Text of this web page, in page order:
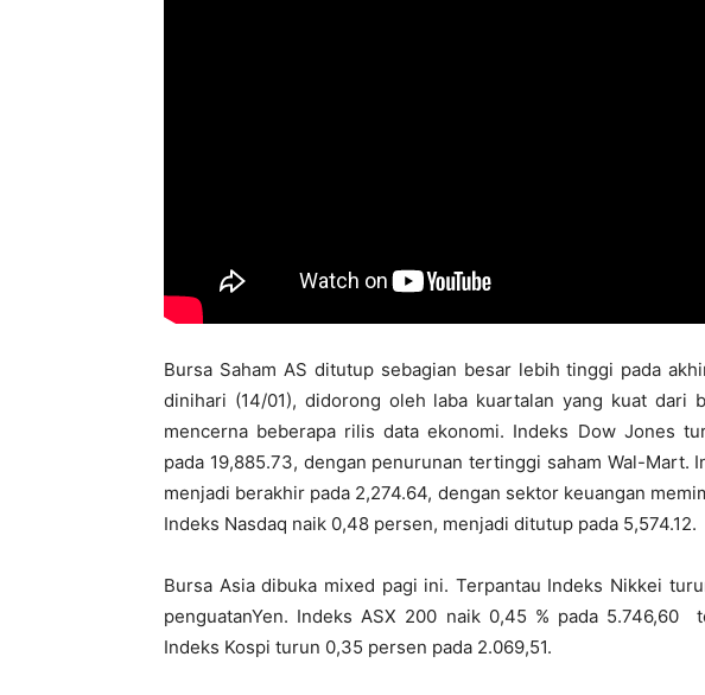
Bursa Saham AS ditutup sebagian besar lebih tinggi pada
dinihari (14/01), didorong oleh laba kuartalan yang kuat dari
mencerna beberapa rilis data ekonomi. Indeks Dow Jones
pada 19,885.73, dengan penurunan tertinggi saham Wal-Mart.
menjadi berakhir pada 2,274.64, dengan sektor keuangan
Indeks Nasdaq naik 0,48 persen, menjadi ditutup pada 5,574.12.
Bursa Asia dibuka mixed pagi ini. Terpantau Indeks Nikkei
penguatanYen. Indeks ASX 200 naik 0,45 % pada 5.746,60
Indeks Kospi turun 0,35 persen pada 2.069,51.